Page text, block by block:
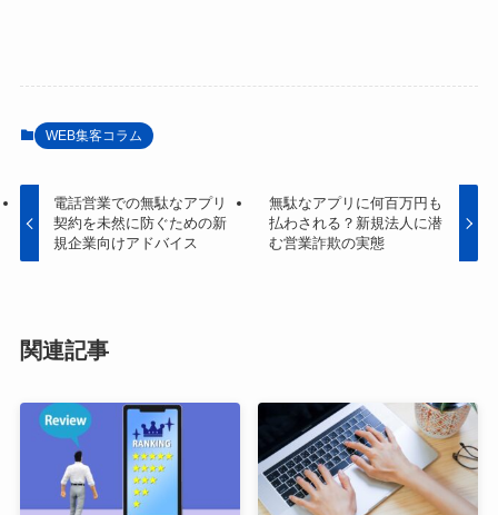
WEB集客コラム
電話営業での無駄なアプリ
契約を未然に防ぐための新
規企業向けアドバイス
無駄なアプリに何百万円も
払わされる？新規法人に潜
む営業詐欺の実態
関連記事